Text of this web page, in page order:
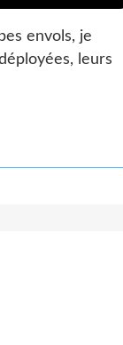
envols, je
leurs